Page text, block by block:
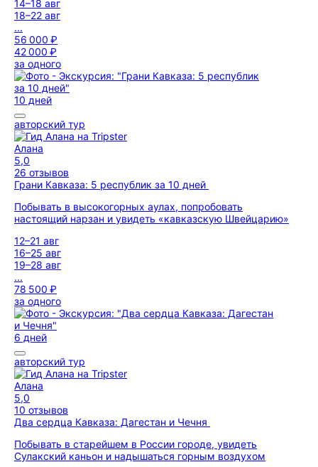
14–18 авг
18–22 авг
...
56 000 ₽
42 000 ₽
за одного
10 дней
авторский тур
Алана
5,0
26 отзывов
Грани Кавказа: 5 республик за 10 дней
Побывать в высокогорных аулах, попробовать
настоящий нарзан и увидеть «кавказскую Швейцарию»
12–21 авг
16–25 авг
19–28 авг
...
78 500 ₽
за одного
6 дней
авторский тур
Алана
5,0
10 отзывов
Два сердца Кавказа: Дагестан и Чечня
Побывать в старейшем в России городе, увидеть
Сулакский каньон и надышаться горным воздухом